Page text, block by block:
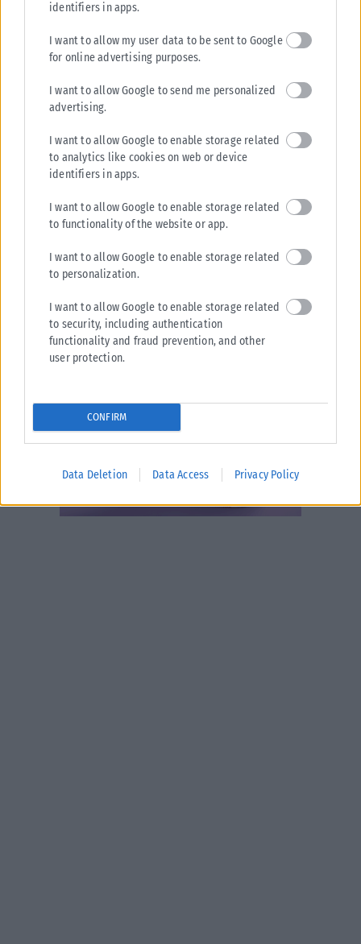
identifiers in apps.
I want to allow my user data to be sent to Google
for online advertising purposes.
I want to allow Google to send me personalized
advertising.
I want to allow Google to enable storage related
to analytics like cookies on web or device
identifiers in apps.
I want to allow Google to enable storage related
to functionality of the website or app.
I want to allow Google to enable storage related
to personalization.
I want to allow Google to enable storage related
to security, including authentication
functionality and fraud prevention, and other
user protection.
CONFIRM
Data Deletion Data Access Privacy Policy